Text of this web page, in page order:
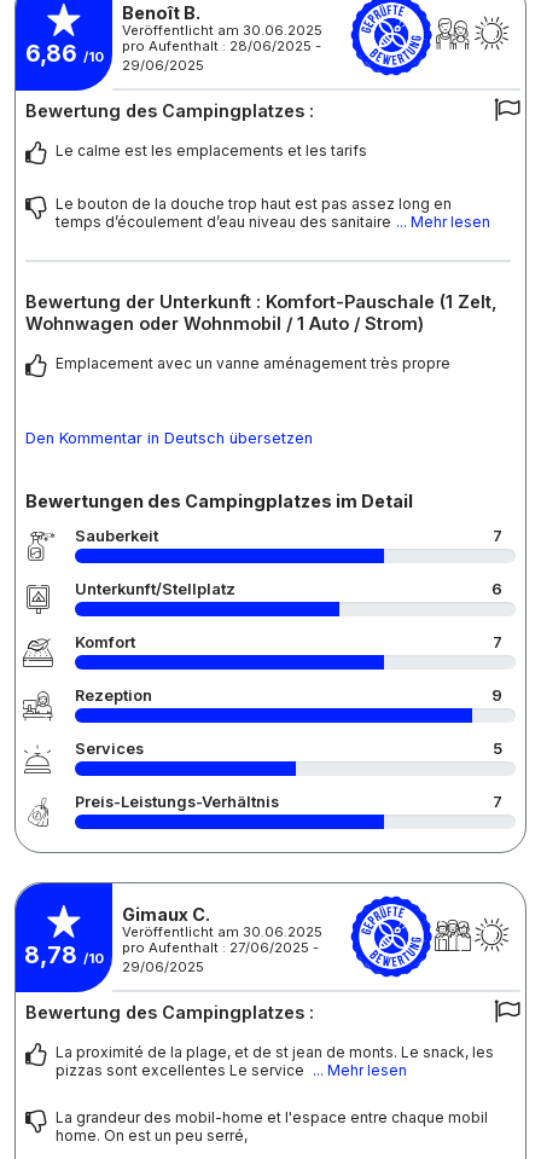
6,86 /10
Benoît B.
Veröffentlicht am 30.06.2025
pro Aufenthalt : 28/06/2025 -
29/06/2025
Bewertung des Campingplatzes :
Le calme est les emplacements et les tarifs
Le bouton de la douche trop haut est pas assez long en
temps d’écoulement d’eau niveau des sanitaire ... Mehr lesen
Bewertung der Unterkunft : Komfort-Pauschale (1 Zelt,
Wohnwagen oder Wohnmobil / 1 Auto / Strom)
Emplacement avec un vanne aménagement très propre
Den Kommentar in Deutsch übersetzen
Bewertungen des Campingplatzes im Detail
Sauberkeit 7
Unterkunft/Stellplatz 6
Komfort 7
Rezeption 9
Services 5
Preis-Leistungs-Verhältnis 7
8,78 /10
Gimaux C.
Veröffentlicht am 30.06.2025
pro Aufenthalt : 27/06/2025 -
29/06/2025
Bewertung des Campingplatzes :
La proximité de la plage, et de st jean de monts. Le snack, les
pizzas sont excellentes Le service ... Mehr lesen
La grandeur des mobil-home et l'espace entre chaque mobil
home. On est un peu serré,